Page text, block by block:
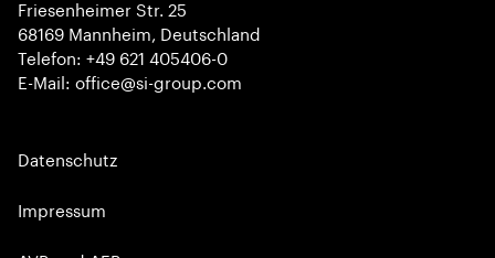
Friesenheimer Str. 25
68169 Mannheim, Deutschland
Telefon: +49 621 405406-0
E-Mail: office@si-group.com
Datenschutz
Impressum